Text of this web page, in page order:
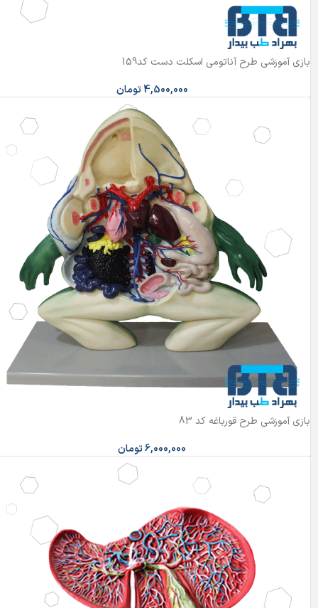
بازی آموزشی طرح آناتومی اسکلت دست کد159
4,500,000تومان
بازی آموزشی طرح قورباغه کد 83
6,000,000تومان